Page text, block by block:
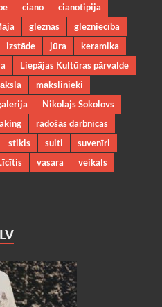
ciano
cianotipija
gleznas
glezniecība
izstāde jūra
keramika
Liepājas Kultūras pārvalde
mākslinieki
Nikolajs Sokolovs
radošās darbnīcas
stikls suiti
suvenīri
vasara
veikals